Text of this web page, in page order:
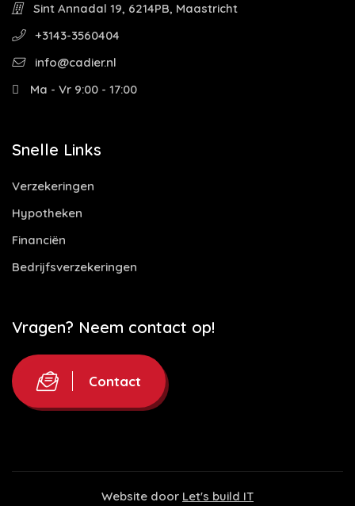
Sint Annadal 19, 6214PB, Maastricht
+3143-3560404
info@cadier.nl
Ma - Vr 9:00 - 17:00
Snelle Links
Verzekeringen
Hypotheken
Financiën
Bedrijfsverzekeringen
Vragen? Neem contact op!
Contact
Website door Let's build IT